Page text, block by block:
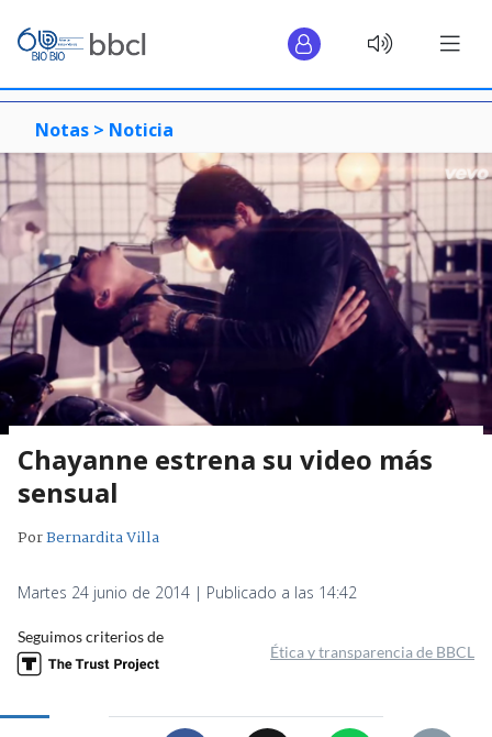
Notas > Noticia
Chayanne estrena su video más
sensual
PorBernardita Villa
Martes 24 junio de 2014 | Publicado a las 14:42
Seguimos criterios de
Ética y transparencia de BBCL